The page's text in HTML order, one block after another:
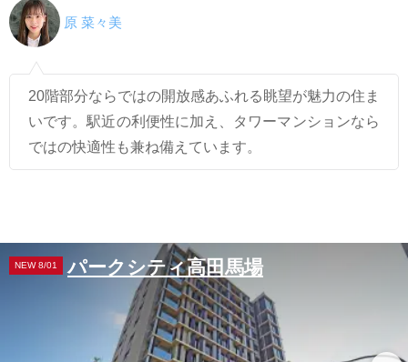
原 菜々美
20階部分ならではの開放感あふれる眺望が魅力の住ま
いです。駅近の利便性に加え、タワーマンションなら
ではの快適性も兼ね備えています。
NEW 8/01 パークシティ高田馬場